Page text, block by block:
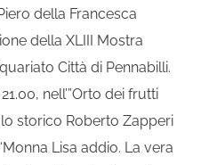
della Francesca
della XLIII Mostra
Città di Pennabilli.
nell’”Orto dei frutti
storico Roberto Zapperi
Lisa addio. La vera